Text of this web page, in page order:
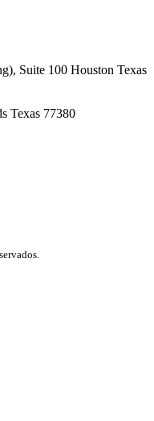
Suite 100 Houston Texas
Texas 77380